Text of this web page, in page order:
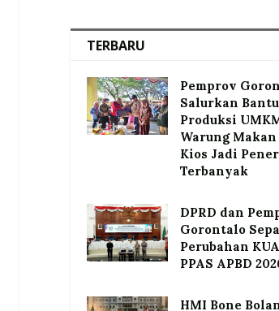
TERBARU
Pemprov
Salurkan
Produksi
Warung Makan
Kios Jadi
Terbanyak
DPRD dan
Gorontalo
Perubahan
PPAS APBD
HMI Bone